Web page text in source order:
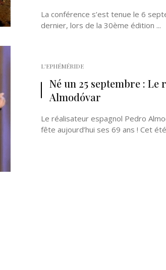
La conférence s’est tenue le 6
dernier, lors de la 30ème édition ...
L'EPHÉMÉRIDE
Né un 25 septembre :
Almodóvar
Le réalisateur espagnol Pedro
fête aujourd’hui ses 69 ans ! Cet été